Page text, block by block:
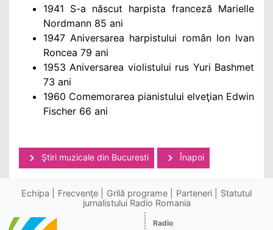
1941 S-a născut harpista franceză Marielle
Nordmann 85 ani
1947 Aniversarea harpistului român Ion Ivan
Roncea 79 ani
1953 Aniversarea violistului rus Yuri Bashmet
73 ani
1960 Comemorarea pianistului elveţian Edwin
Fischer 66 ani
Ştiri muzicale din Bucuresti Înapoi
Echipa Frecvenţe Grilă programe Parteneri
Statutul
jurnalistului Radio Romania
Radio